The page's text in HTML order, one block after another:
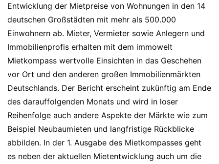
Entwicklung der Mietpreise von Wohnungen in den 14
deutschen Großstädten mit mehr als 500.000
Einwohnern ab. Mieter, Vermieter sowie Anlegern und
Immobilienprofis erhalten mit dem immowelt
Mietkompass wertvolle Einsichten in das Geschehen
vor Ort und den anderen großen Immobilienmärkten
Deutschlands. Der Bericht erscheint zukünftig am Ende
des darauffolgenden Monats und wird in loser
Reihenfolge auch andere Aspekte der Märkte wie zum
Beispiel Neubaumieten und langfristige Rückblicke
abbilden. In der 1. Ausgabe des Mietkompasses geht
es neben der aktuellen Mietentwicklung auch um die